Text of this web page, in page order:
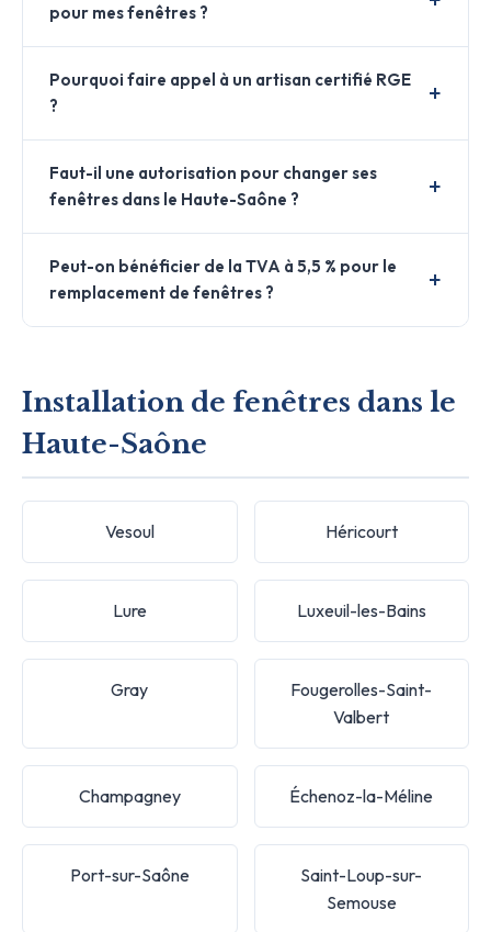
pour mes fenêtres ?
Pourquoi faire appel à un artisan certifié RGE
?
Faut-il une autorisation pour changer ses
fenêtres dans le Haute-Saône ?
Peut-on bénéficier de la TVA à 5,5 % pour le
remplacement de fenêtres ?
Installation de fenêtres dans le
Haute-Saône
Vesoul Héricourt
Lure Luxeuil-les-Bains
Gray
Fougerolles-Saint-
Valbert
Champagney Échenoz-la-Méline
Port-sur-Saône
Saint-Loup-sur-
Semouse